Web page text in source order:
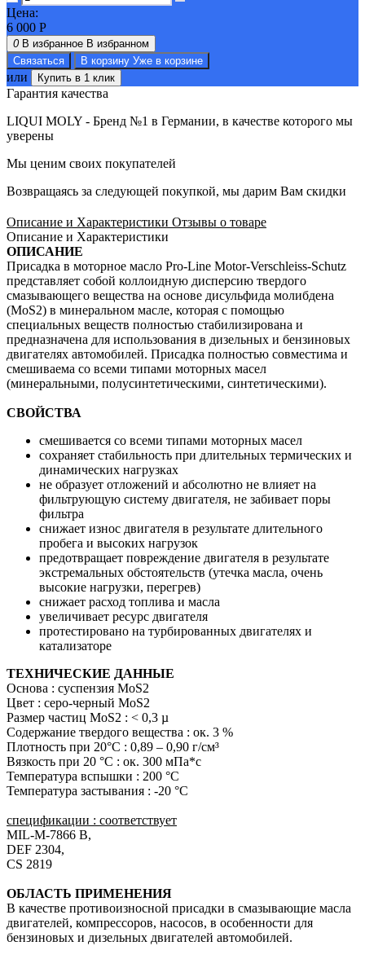
Цена:
6 000 Р
0 В избранное В избранном
Связаться
В корзину Уже в корзине
или Купить в 1 клик
Гарантия качества
LIQUI MOLY - Бренд №1 в Германии, в качестве которого мы
уверены
Мы ценим своих покупателей
Возвращаясь за следующей покупкой, мы дарим Вам скидки
Описание и Характеристики Отзывы о товаре
Описание и Характеристики
ОПИСАНИЕ
Присадка в моторное масло Pro-Line Motor-Verschleiss-Schutz
представляет собой коллоидную дисперсию твердого
смазывающего вещества на основе дисульфида молибдена
(MoS2) в минеральном масле, которая с помощью
специальных веществ полностью стабилизирована и
предназначена для использования в дизельных и бензиновых
двигателях автомобилей. Присадка полностью совместима и
смешиваема со всеми типами моторных масел
(минеральными, полусинтетическими, синтетическими).
СВОЙСТВА
смешивается со всеми типами моторных масел
сохраняет стабильность при длительных термических и
динамических нагрузках
не образует отложений и абсолютно не влияет на
фильтрующую систему двигателя, не забивает поры
фильтра
снижает износ двигателя в результате длительного
пробега и высоких нагрузок
предотвращает повреждение двигателя в результате
экстремальных обстоятельств (утечка масла, очень
высокие нагрузки, перегрев)
снижает расход топлива и масла
увеличивает ресурс двигателя
протестировано на турбированных двигателях и
катализаторе
ТЕХНИЧЕСКИЕ ДАННЫЕ
Основа : суспензия MoS2
Цвет : серо-черный MoS2
Размер частиц MoS2 : < 0,3 µ
Содержание твердого вещества : ок. 3 %
Плотность при 20°C : 0,89 – 0,90 г/см³
Вязкость при 20 °C : ок. 300 мПа*с
Температура вспышки : 200 °C
Температура застывания : -20 °C
спецификации : соответствует
MIL-M-7866 B,
DEF 2304,
CS 2819
ОБЛАСТЬ ПРИМЕНЕНИЯ
В качестве противоизносной присадки в смазывающие масла
двигателей, компрессоров, насосов, в особенности для
бензиновых и дизельных двигателей автомобилей.